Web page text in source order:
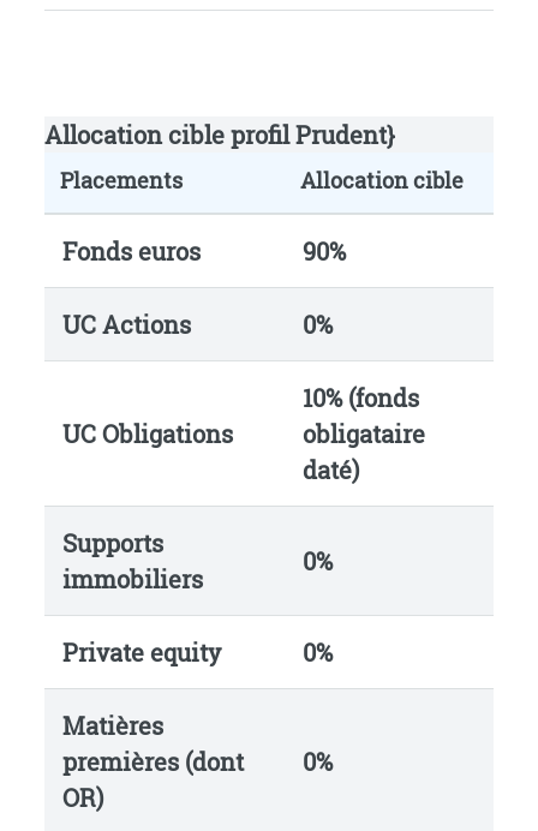
Allocation cible profil Prudent}
Placements Allocation cible
Fonds euros 90%
UC Actions 0%
UC Obligations
10% (fonds
obligataire
daté)
Supports
immobiliers
0%
Private equity 0%
Matières
premières (dont
OR)
0%